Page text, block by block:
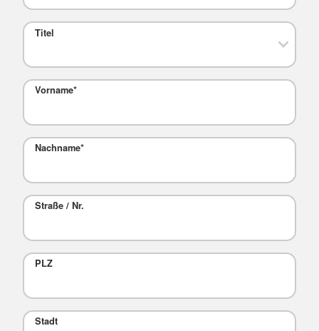
Titel
Vorname*
Nachname*
Straße / Nr.
PLZ
Stadt